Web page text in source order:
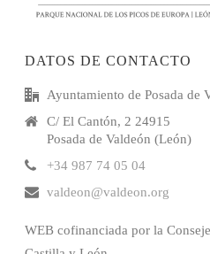
DATOS DE CONTACTO
Ayuntamiento de Posada de
C/ El Cantón, 2 24915
Posada de Valdeón (León)
+34 987 74 05 04
valdeon@valdeon.org
WEB cofinanciada por la